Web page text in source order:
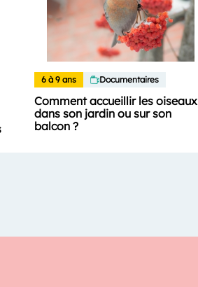
6 à 9 ans Documentaires
Comment accueillir les oiseaux
dans son jardin ou sur son
balcon ?